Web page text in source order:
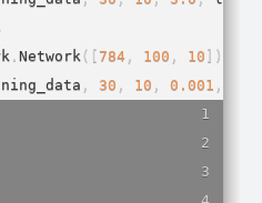
. Network ( [ 784 , 100 , 10 ] )
, 30 , 10 , 0.001 ,